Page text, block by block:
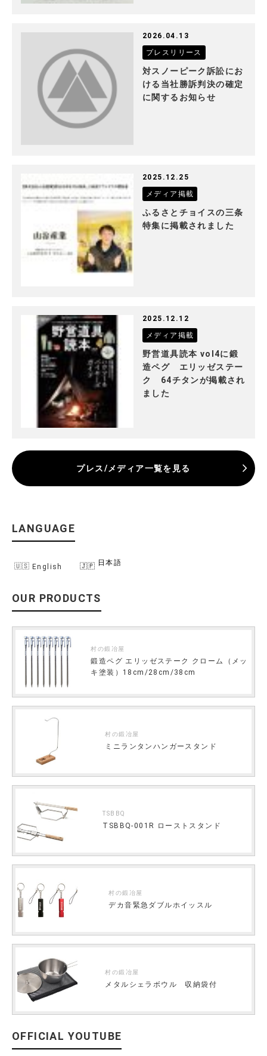
2026.04.13
プレスリリース
対スノーピーク訴訟にお
ける当社勝訴判決の確定
に関するお知らせ
2025.12.25
メディア掲載
ふるさとチョイスの三条
特集に掲載されました
2025.12.12
メディア掲載
野営道具読本 vol4に鍛
造ペグ エリッゼステー
ク 64チタンが掲載され
ました
プレス/メディア一覧を見る
LANGUAGE
English
日本語
OUR PRODUCTS
村の鍛冶屋
鍛造ペグ エリッゼステーク クローム（メッ
キ塗装）18cm/28cm/38cm
村の鍛冶屋
ミニランタンハンガースタンド
TSBBQ
TSBBQ-001R ローストスタンド
村の鍛冶屋
デカ音緊急ダブルホイッスル
村の鍛冶屋
メタルシェラボウル 収納袋付
OFFICIAL YOUTUBE